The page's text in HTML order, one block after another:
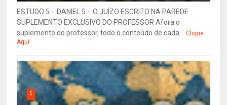
ESTUDO 5 - DANIEL 5 - O JUÍZO ESCRITO NA PAREDE
SUPLEMENTO EXCLUSIVO DO PROFESSOR Afora o
suplemento do professor, todo o conteúdo de cada... Clique
Aqui
5